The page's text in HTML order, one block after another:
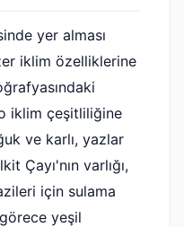
yer alması
iklim özelliklerine
iklim çeşitliliğine
ve karlı, yazlar
Çayı'nın varlığı,
için sulama
yeşil